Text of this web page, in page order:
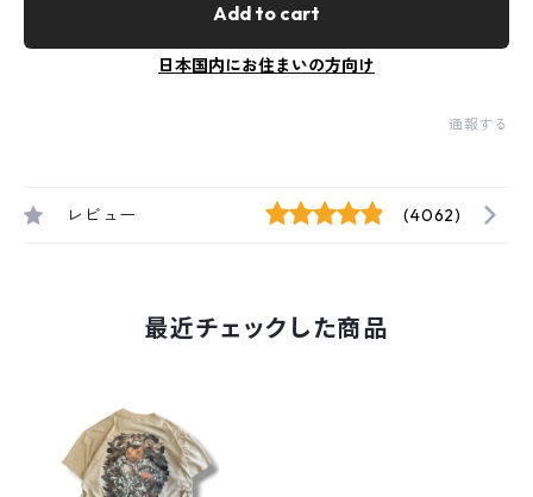
Add to cart
日本国内にお住まいの方向け
通報する
レビュー (4062)
最近チェックした商品